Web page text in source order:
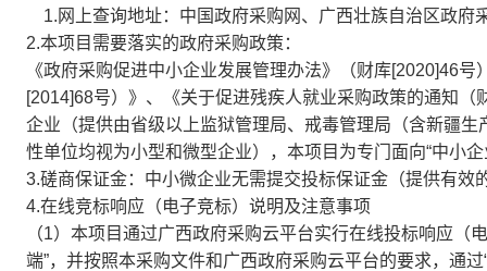
1.网上查询地址：中国政府采购网、广西壮族自治区政府
2.本项目需要落实的政府采购政策：
《政府采购促进中小企业发展管理办法》（财库[2020]46
[2014]68号）》、《关于促进残疾人就业采购政策的通知
企业（提供由省级以上监狱管理局、戒毒管理局（含新疆
性单位均视为小型和微型企业），本项目为专门面向“中小
3.磋商保证金：中小微企业无需提交投标保证金（提供有效
4.在线竞标响应（电子竞标）说明及注意事项
（1）本项目通过广西政府采购云平台实行在线投标响应（
端”，并按照本采购文件和广西政府采购云平台的要求，通